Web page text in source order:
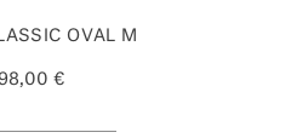
OVAL M
€